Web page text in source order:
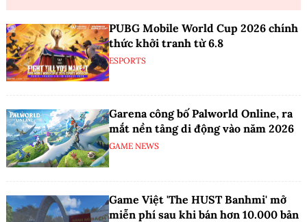
PUBG Mobile World Cup 2026 chính
thức khởi tranh từ 6.8
ESPORTS
Garena công bố Palworld Online, ra
mắt nền tảng di động vào năm 2026
GAME NEWS
Game Việt 'The HUST Banhmi' mở
miễn phí sau khi bán hơn 10.000 bản